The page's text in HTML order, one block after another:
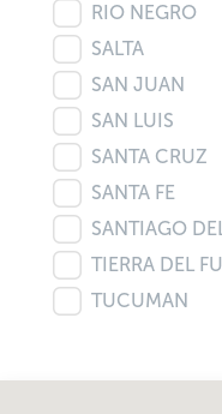
RIO NEGRO
SALTA
SAN JUAN
SAN LUIS
SANTA CRUZ
SANTA FE
SANTIAGO
TIERRA DEL
TUCUMAN